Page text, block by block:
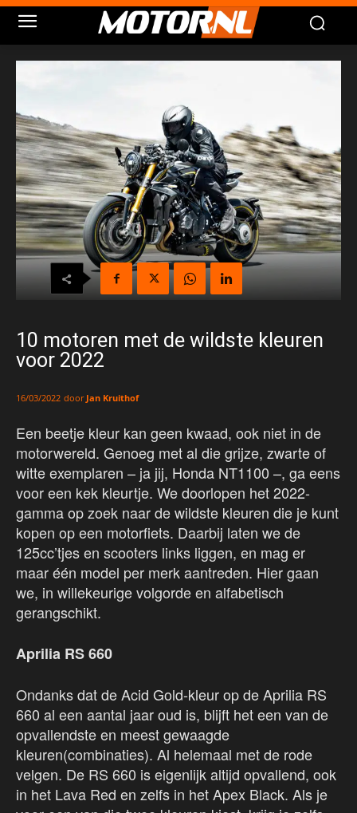
10 motoren met de wildste kleuren
voor 2022
16/03/2022 door Jan Kruithof
Een beetje kleur kan geen kwaad, ook niet in de
motorwereld. Genoeg met al die grijze, zwarte of
witte exemplaren – ja jij, Honda NT1100 –, ga eens
voor een kek kleurtje. We doorlopen het 2022-
gamma op zoek naar de wildste kleuren die je kunt
kopen op een motorfiets. Daarbij laten we de
125cc’tjes en scooters links liggen, en mag er
maar één model per merk aantreden. Hier gaan
we, in willekeurige volgorde en alfabetisch
gerangschikt.
Aprilia RS 660
Ondanks dat de Acid Gold-kleur op de Aprilia RS
660 al een aantal jaar oud is, blijft het een van de
opvallendste en meest gewaagde
kleuren(combinaties). Al helemaal met de rode
velgen. De RS 660 is eigenlijk altijd opvallend, ook
in het Lava Red en zelfs in het Apex Black. Als je